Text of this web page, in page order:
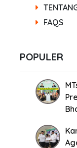
FAQS
POPULER